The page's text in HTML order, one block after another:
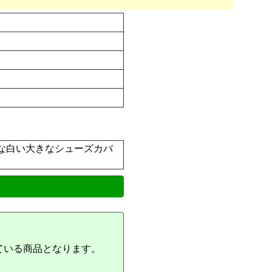
白い大きなシューズカバ
る商品となります。